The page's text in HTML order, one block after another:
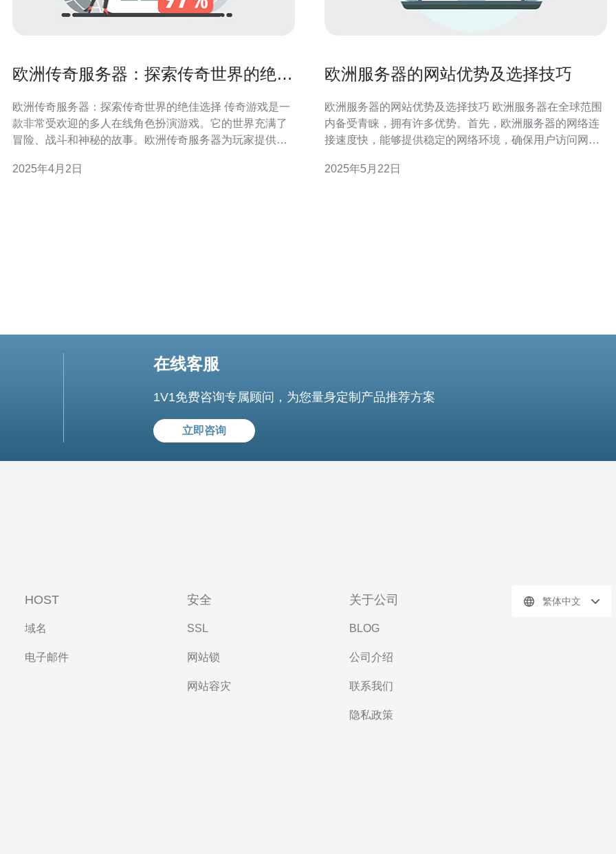
欧洲传奇服务器：探索传奇世界的绝佳
欧洲传奇服务器：探索传奇世界的绝佳选择 传奇游戏是一
款非常受欢迎的多人在线角色扮演游戏。它的世界充满了
冒险、战斗和神秘的故事。欧洲传奇服务器为玩家提供了
群高性能游戏服务器的集合，专门为传奇玩家提供最佳的
2025年4月2日
欧洲服务器的网站优势及选择技巧
欧洲服务器的网站优势及选择技巧 欧洲服务器在全球范围
内备受青睐，拥有许多优势。首先，欧洲服务器的网络连
接速度快，能够提供稳定的网络环境，确保用户访问网站
先进的设备和技术支持，保障网站的稳定性和安全性。此
2025年5月22日
在线客服
1V1免费咨询专属顾问，为您量身定制产品推荐方案
立即咨询
HOST
域名
电子邮件
安全
SSL
网站锁
网站容灾
关于公司
BLOG
公司介绍
联系我们
隐私政策
繁体中文